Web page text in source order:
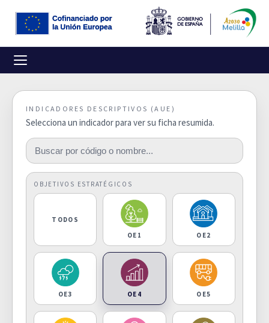
INDICADORES DESCRIPTIVOS (AUE)
Selecciona un indicador para ver su ficha resumida.
OBJETIVOS ESTRATÉGICOS
TODOS
OE1
OE2
OE3 OE4 OE5